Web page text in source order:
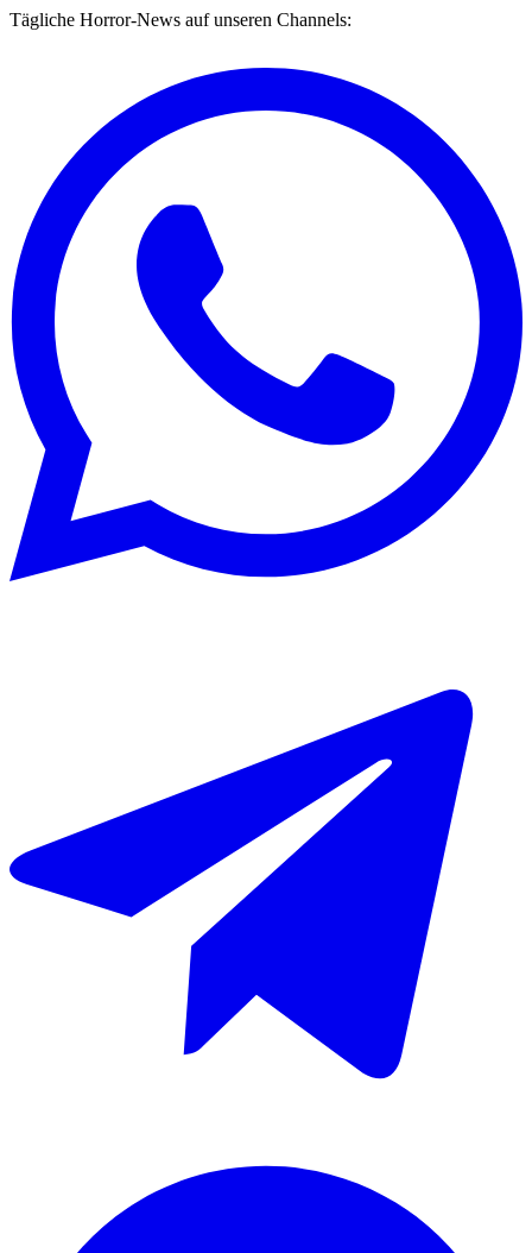
Tägliche Horror-News auf unseren Channels: